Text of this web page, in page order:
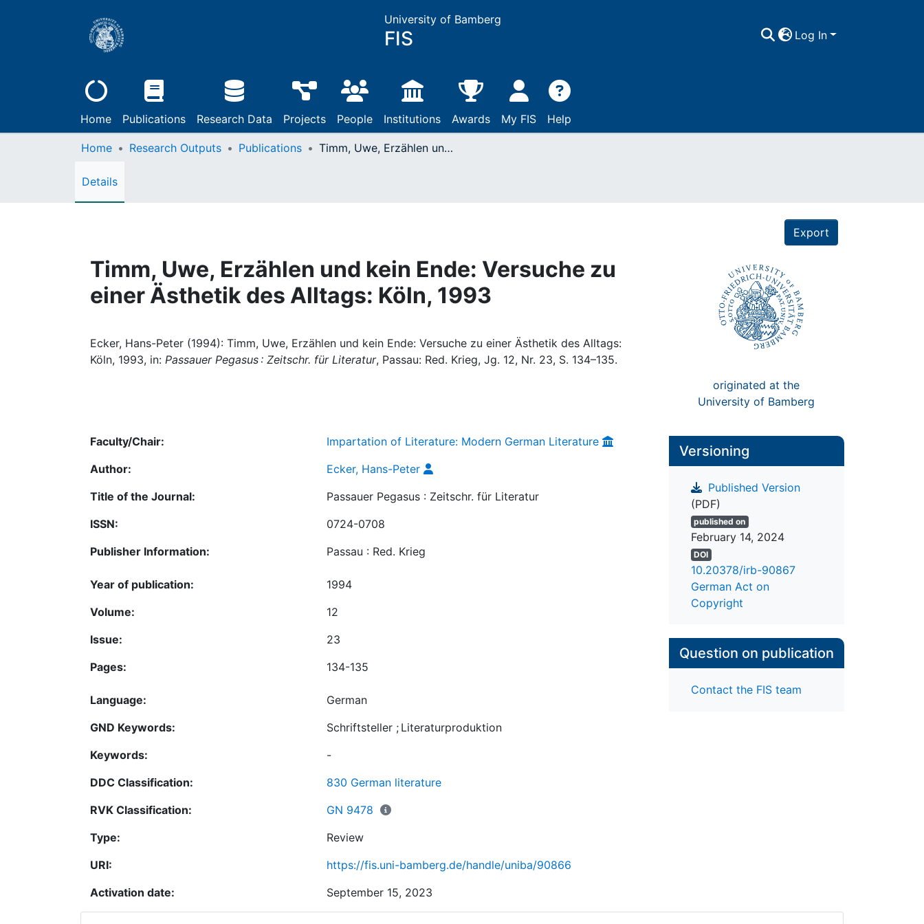
University of Bamberg
FIS Log In
Home Publications Research Data Projects People Institutions Awards My FIS Help
Home Research Outputs Publications Timm, Uwe, Erzählen und kein Ende: Versuche zu einer Ästhetik des Alltags: Köln, 1993
Details
Export
Timm, Uwe, Erzählen und kein Ende: Versuche zu
einer Ästhetik des Alltags: Köln, 1993
Ecker, Hans-Peter (1994): Timm, Uwe, Erzählen und kein Ende: Versuche zu einer Ästhetik des Alltags:
Köln, 1993, in: Passauer Pegasus : Zeitschr. für Literatur, Passau: Red. Krieg, Jg. 12, Nr. 23, S. 134–135.
originated at the
University of Bamberg
Faculty/Chair:
Impartation of Literature: Modern German Literature
Author:
Ecker, Hans-Peter
Title of the Journal:
Passauer Pegasus : Zeitschr. für Literatur
ISSN:
0724-0708
Publisher Information:
Passau : Red. Krieg
Year of publication:
1994
Volume:
12
Issue:
23
Pages:
134-135
Language:
German
GND Keywords:
Schriftsteller ; Literaturproduktion
Keywords:
-
DDC Classification:
830 German literature
RVK Classification:
GN 9478
Type:
Review
URI:
https://fis.uni-bamberg.de/handle/uniba/90866
Activation date:
September 15, 2023
Versioning
Published Version
(PDF)
published on
February 14, 2024
DOI
10.20378/irb-90867
German Act on
Copyright
Question on publication
Contact the FIS team